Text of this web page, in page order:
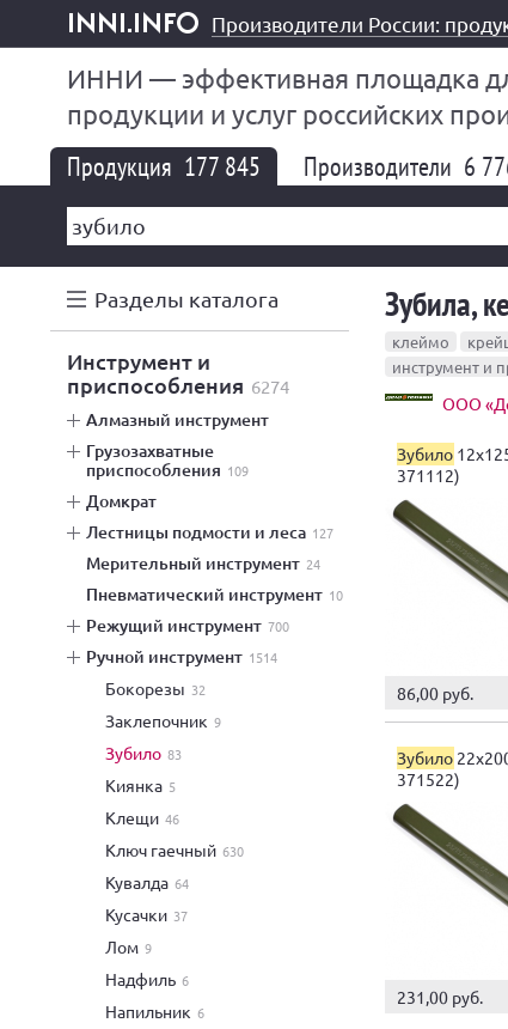
inni.info
Производители России:
ИННИ — эффективная площадка
продукции и услуг российских
Продукция 177 845 Производители 6
Разделы каталога
инструмент и
приспособления 6274
алмазный инструмент
грузозахватные
приспособления 109
домкрат
лестницы подмости и леса 127
мерительный инструмент 24
пневматический инструмент 10
режущий инструмент 700
ручной инструмент 1514
бокорезы 32
заклепочник 9
зубило 83
киянка 5
клещи 46
ключ гаечный 630
кувалда 64
кусачки 37
лом 9
надфиль 6
напильник 6
Зубила,
клеймо
инструмент и
ООО
Зубило
371112)
86,00 руб.
Зубило
371522)
231,00 руб.